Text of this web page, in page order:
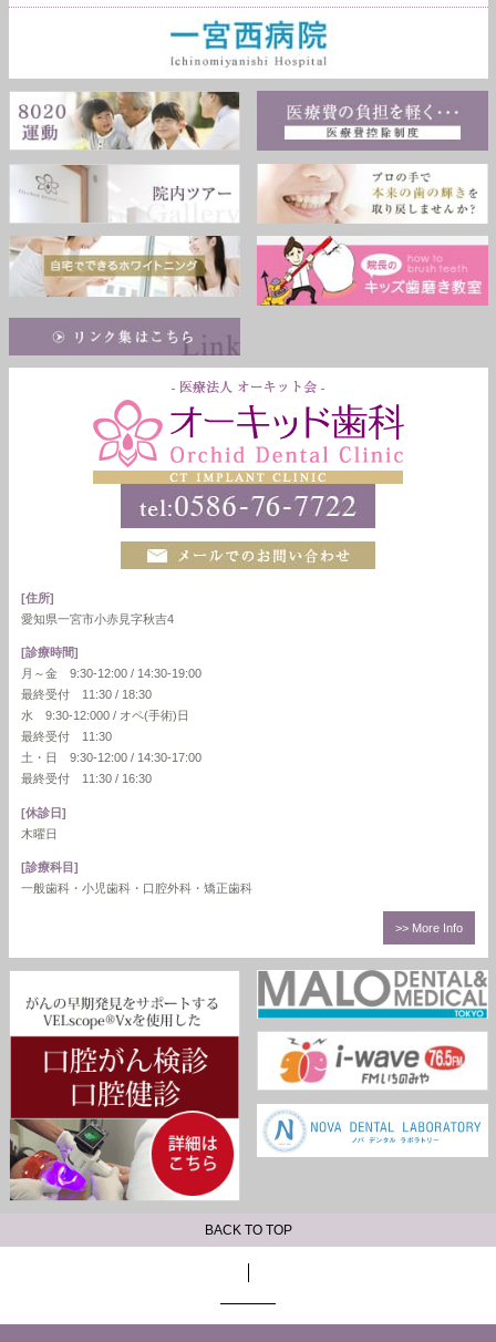
[住所]
愛知県一宮市小赤見字秋吉4
[診療時間]
月～金 9:30-12:00 / 14:30-19:00
最終受付 11:30 / 18:30
水 9:30-12:000 / オペ(手術)日
最終受付 11:30
土・日 9:30-12:00 / 14:30-17:00
最終受付 11:30 / 16:30
[休診日]
木曜日
[診療科目]
一般歯科・小児歯科・口腔外科・矯正歯科
>> More Info
BACK TO TOP